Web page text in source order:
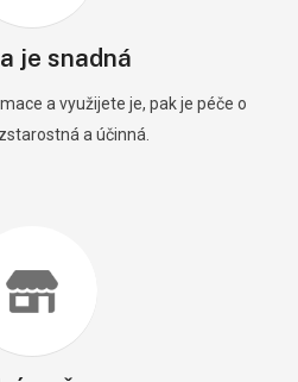
je snadná
a využijete je, pak je péče o
a účinná.